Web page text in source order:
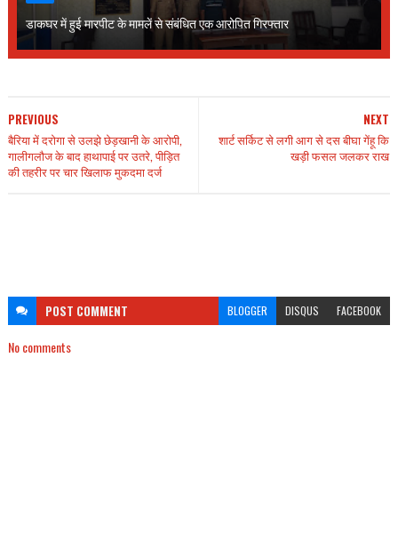
डाकघर में हुई मारपीट के मामलें से संबंधित एक आरोपित गिरफ्तार
NEXT
शार्ट सर्किट से लगी आग से दस बीघा गेंहू कि
खड़ी फसल जलकर राख
PREVIOUS
बैरिया में दरोगा से उलझे छेड़खानी के आरोपी,
गालीगलौज के बाद हाथापाई पर उतरे, पीड़ित
की तहरीर पर चार खिलाफ मुकदमा दर्ज
POST COMMENT BLOGGER DISQUS FACEBOOK
No comments